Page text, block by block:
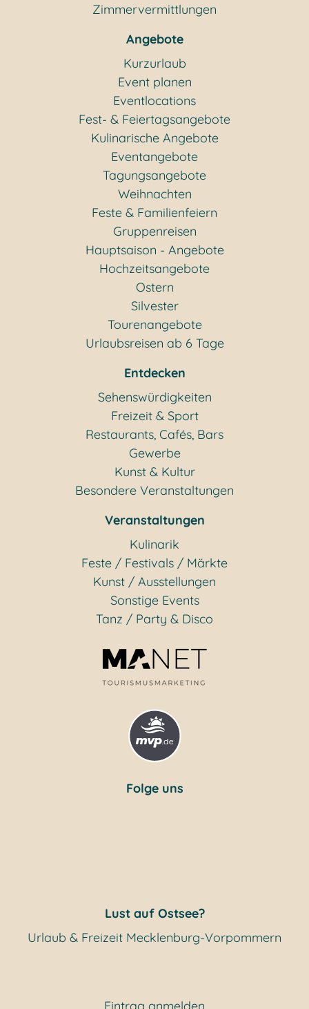
Zimmervermittlungen
Angebote
Kurzurlaub
Event planen
Eventlocations
Fest- & Feiertagsangebote
Kulinarische Angebote
Eventangebote
Tagungsangebote
Weihnachten
Feste & Familienfeiern
Gruppenreisen
Hauptsaison - Angebote
Hochzeitsangebote
Ostern
Silvester
Tourenangebote
Urlaubsreisen ab 6 Tage
Entdecken
Sehenswürdigkeiten
Freizeit & Sport
Restaurants, Cafés, Bars
Gewerbe
Kunst & Kultur
Besondere Veranstaltungen
Veranstaltungen
Kulinarik
Feste / Festivals / Märkte
Kunst / Ausstellungen
Sonstige Events
Tanz / Party & Disco
Folge uns
Lust auf Ostsee?
Urlaub & Freizeit Mecklenburg-Vorpommern
Eintrag anmelden